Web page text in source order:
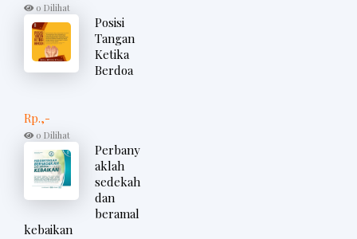
0 Dilihat
Posisi
Tangan
Ketika
Berdoa
Rp.,-
0 Dilihat
Perbany
aklah
sedekah
dan
beramal
kebaikan